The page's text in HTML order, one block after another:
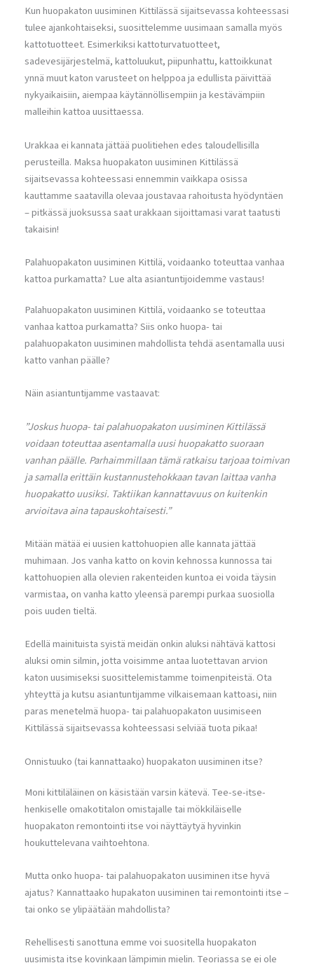
Kun huopakaton uusiminen Kittilässä sijaitsevassa kohteessasi
tulee ajankohtaiseksi, suosittelemme uusimaan samalla myös
kattotuotteet. Esimerkiksi kattoturvatuotteet,
sadevesijärjestelmä, kattoluukut, piipunhattu, kattoikkunat
ynnä muut katon varusteet on helppoa ja edullista päivittää
nykyaikaisiin, aiempaa käytännöllisempiin ja kestävämpiin
malleihin kattoa uusittaessa.
Urakkaa ei kannata jättää puolitiehen edes taloudellisilla
perusteilla. Maksa huopakaton uusiminen Kittilässä
sijaitsevassa kohteessasi ennemmin vaikkapa osissa
kauttamme saatavilla olevaa joustavaa rahoitusta hyödyntäen
– pitkässä juoksussa saat urakkaan sijoittamasi varat taatusti
takaisin!
Palahuopakaton uusiminen Kittilä, voidaanko toteuttaa vanhaa
kattoa purkamatta? Lue alta asiantuntijoidemme vastaus!
Palahuopakaton uusiminen Kittilä, voidaanko se toteuttaa
vanhaa kattoa purkamatta? Siis onko huopa- tai
palahuopakaton uusiminen mahdollista tehdä asentamalla uusi
katto vanhan päälle?
Näin asiantuntijamme vastaavat:
”Joskus huopa- tai palahuopakaton uusiminen Kittilässä
voidaan toteuttaa asentamalla uusi huopakatto suoraan
vanhan päälle. Parhaimmillaan tämä ratkaisu tarjoaa toimivan
ja samalla erittäin kustannustehokkaan tavan laittaa vanha
huopakatto uusiksi. Taktiikan kannattavuus on kuitenkin
arvioitava aina tapauskohtaisesti.”
Mitään mätää ei uusien kattohuopien alle kannata jättää
muhimaan. Jos vanha katto on kovin kehnossa kunnossa tai
kattohuopien alla olevien rakenteiden kuntoa ei voida täysin
varmistaa, on vanha katto yleensä parempi purkaa suosiolla
pois uuden tieltä.
Edellä mainituista syistä meidän onkin aluksi nähtävä kattosi
aluksi omin silmin, jotta voisimme antaa luotettavan arvion
katon uusimiseksi suosittelemistamme toimenpiteistä. Ota
yhteyttä ja kutsu asiantuntijamme vilkaisemaan kattoasi, niin
paras menetelmä huopa- tai palahuopakaton uusimiseen
Kittilässä sijaitsevassa kohteessasi selviää tuota pikaa!
Onnistuuko (tai kannattaako) huopakaton uusiminen itse?
Moni kittiläläinen on käsistään varsin kätevä. Tee-se-itse-
henkiselle omakotitalon omistajalle tai mökkiläiselle
huopakaton remontointi itse voi näyttäytyä hyvinkin
houkuttelevana vaihtoehtona.
Mutta onko huopa- tai palahuopakaton uusiminen itse hyvä
ajatus? Kannattaako hupakaton uusiminen tai remontointi itse –
tai onko se ylipäätään mahdollista?
Rehellisesti sanottuna emme voi suositella huopakaton
uusimista itse kovinkaan lämpimin mielin. Teoriassa se ei ole